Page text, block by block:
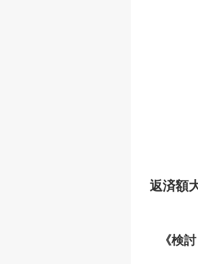
返済額
《検